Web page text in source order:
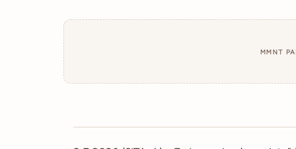
MMNT